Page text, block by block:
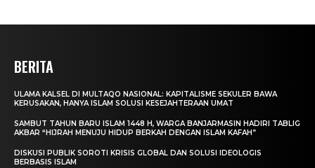
BERITA
ULAMA KALSEL DI MULTAQO NASIONAL: KAPITALISME SEKULER BAWA
KERUSAKAN, HANYA ISLAM SOLUSI KESEJAHTERAAN UMAT
SAMBUT TAHUN BARU ISLAM 1448 H, WARGA BANJARMASIN HADIRI TABLIG
AKBAR “HIJRAH MENUJU HIDUP BERKAH DENGAN ISLAM KAFAH”
DISKUSI PUBLIK SOROTI KRISIS GLOBAL DAN SOLUSI IDEOLOGIS
BERBASIS ISLAM